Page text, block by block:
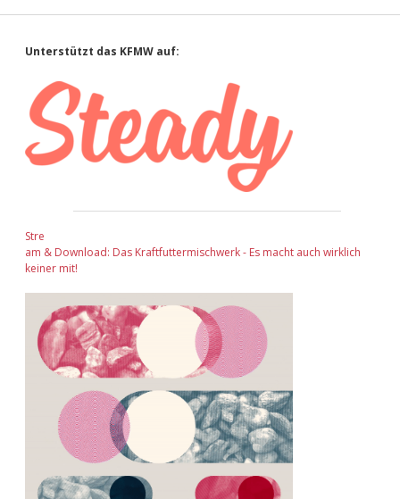
Sidebar
Unterstützt das KFMW auf:
Stre
am & Download: Das Kraftfuttermischwerk - Es macht auch wirklich
keiner mit!